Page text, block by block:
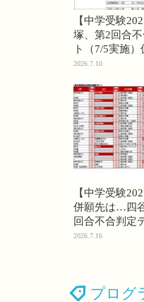
【中学受験
塚、第2回合
ト（7/5実施
74・桜蔭70＜
2026.7.10
【中学受験
併願先は…四
回合不合判定
2026.7.16
プログ